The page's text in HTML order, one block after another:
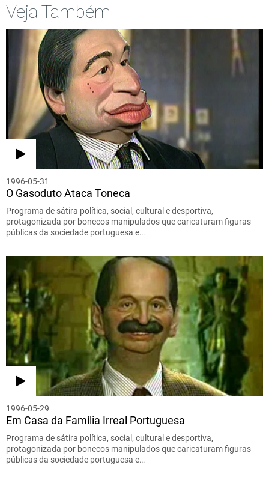
Veja Também
1996-05-31
O Gasoduto Ataca Toneca
Programa de sátira política, social, cultural e desportiva,
protagonizada por bonecos manipulados que caricaturam figuras
públicas da sociedade portuguesa e…
1996-05-29
Em Casa da Família Irreal Portuguesa
Programa de sátira política, social, cultural e desportiva,
protagonizada por bonecos manipulados que caricaturam figuras
públicas da sociedade portuguesa e…